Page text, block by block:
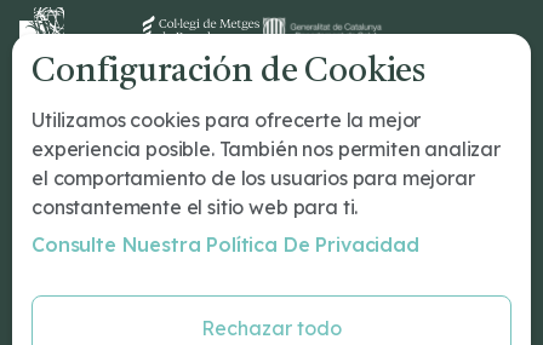
Dr Romeu
¿Tu primera cita?
Tratamientos
Conócenos
Blog
Configuración de Cookies
Utilizamos cookies para ofrecerte la mejor
experiencia posible. También nos permiten analizar
el comportamiento de los usuarios para mejorar
constantemente el sitio web para ti.
Consulte Nuestra Política De Privacidad
Rechazar todo